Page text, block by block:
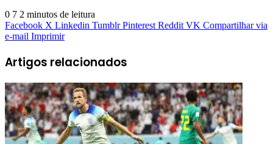
0 7 2 minutos de leitura
Facebook X Linkedin Tumblr Pinterest Reddit VK Compartilhar via
e-mail Imprimir
Artigos relacionados